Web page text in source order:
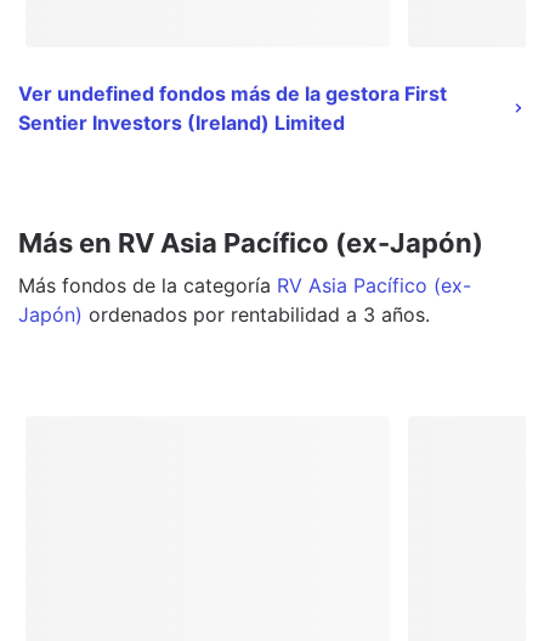
Ver undefined fondos más de la gestora First
Sentier Investors (Ireland) Limited
Más en RV Asia Pacífico (ex-Japón)
Más fondos de la categoría RV Asia Pacífico (ex-
Japón) ordenados por rentabilidad a 3 años.